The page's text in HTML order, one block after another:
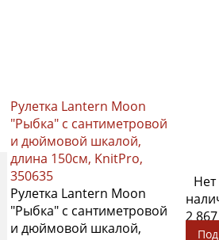
Рулетка Lantern Moon
"Рыбка" с сантиметровой
и дюймовой шкалой,
длина 150см, KnitPro,
350635
Рулетка Lantern Moon
"Рыбка" с сантиметровой
и дюймовой шкалой,
Нет
2